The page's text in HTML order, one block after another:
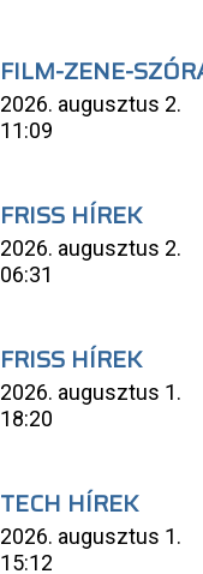
FILM-ZENE-
2026. augusztus 2.
11:09
FRISS HÍREK
2026. augusztus 2.
06:31
FRISS HÍREK
2026. augusztus 1.
18:20
TECH HÍREK
2026. augusztus 1.
15:12